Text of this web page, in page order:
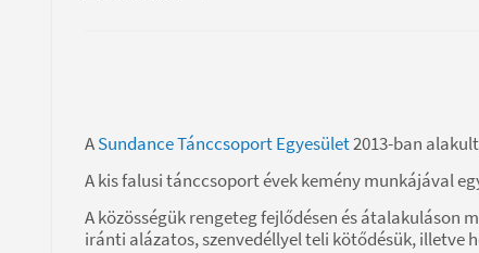
ASundance Tánccsoport Egyesület2013-ban
A kis falusi tánccsoport évek kemény munkájával
A közösségük rengeteg fejlődésen és átalakuláson
iránti alázatos, szenvedéllyel teli kötődésük, illetve